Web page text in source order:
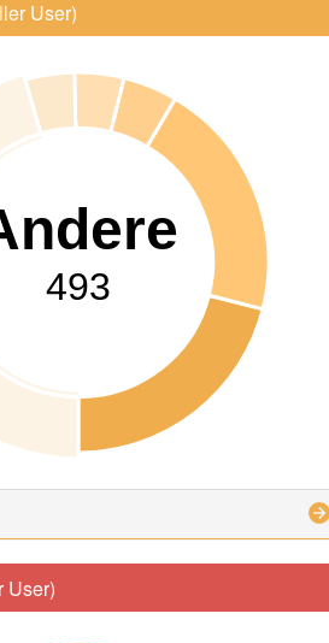
User)
493
User)